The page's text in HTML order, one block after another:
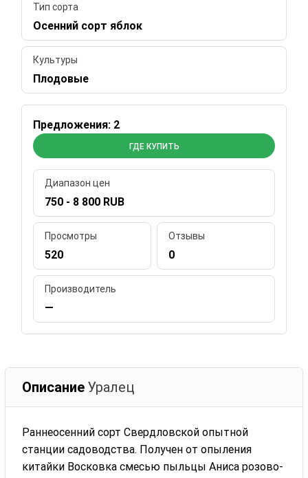
Тип сорта
Осенний сорт яблок
Культуры
Плодовые
Предложения: 2
ГДЕ КУПИТЬ
Диапазон цен
750 - 8 800 RUB
Просмотры
520
Отзывы
0
Производитель
—
Описание Уралец
Раннеосенний сорт Свердловской опытной
станции садоводства. Получен от опыления
китайки Восковка смесью пыльцы Аниса розово-